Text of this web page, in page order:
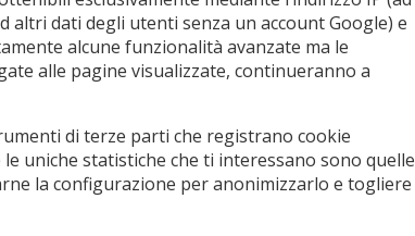
altri dati degli utenti senza un account Google) e
alcune funzionalità avanzate ma le
alle pagine visualizzate, continueranno a
di terze parti che registrano cookie
uniche statistiche che ti interessano sono quelle
la configurazione per anonimizzarlo e togliere